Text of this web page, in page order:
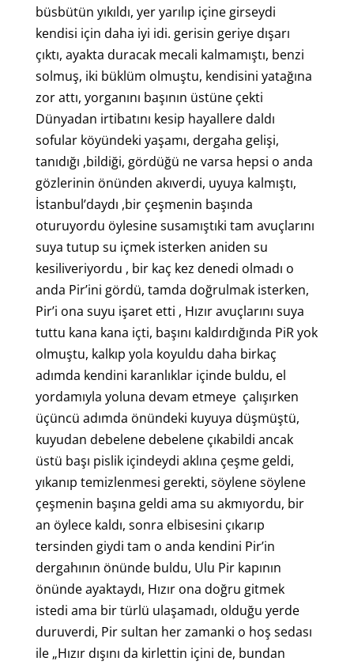
büsbütün yıkıldı, yer yarılıp içine girseydi
kendisi için daha iyi idi. gerisin geriye dışarı
çıktı, ayakta duracak mecali kalmamıştı, benzi
solmuş, iki büklüm olmuştu, kendisini yatağına
zor attı, yorganını başının üstüne çekti
Dünyadan irtibatını kesip hayallere daldı
sofular köyündeki yaşamı, dergaha gelişi,
tanıdığı ,bildiği, gördüğü ne varsa hepsi o anda
gözlerinin önünden akıverdi, uyuya kalmıştı,
İstanbul’daydı ,bir çeşmenin başında
oturuyordu öylesine susamıştıki tam avuçlarını
suya tutup su içmek isterken aniden su
kesiliveriyordu , bir kaç kez denedi olmadı o
anda Pir’ini gördü, tamda doğrulmak isterken,
Pir’i ona suyu işaret etti , Hızır avuçlarını suya
tuttu kana kana içti, başını kaldırdığında PiR yok
olmuştu, kalkıp yola koyuldu daha birkaç
adımda kendini karanlıklar içinde buldu, el
yordamıyla yoluna devam etmeye çalışırken
üçüncü adımda önündeki kuyuya düşmüştü,
kuyudan debelene debelene çıkabildi ancak
üstü başı pislik içindeydi aklına çeşme geldi,
yıkanıp temizlenmesi gerekti, söylene söylene
çeşmenin başına geldi ama su akmıyordu, bir
an öylece kaldı, sonra elbisesini çıkarıp
tersinden giydi tam o anda kendini Pir’in
dergahının önünde buldu, Ulu Pir kapının
önünde ayaktaydı, Hızır ona doğru gitmek
istedi ama bir türlü ulaşamadı, olduğu yerde
duruverdi, Pir sultan her zamanki o hoş sedası
ile „Hızır dışını da kirlettin içini de, bundan